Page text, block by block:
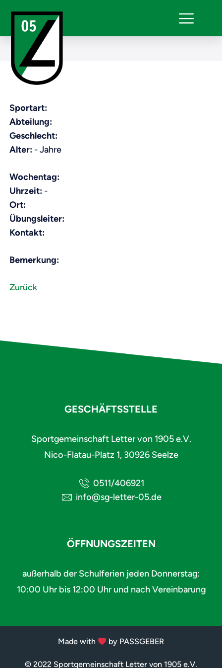
Sportart:
Abteilung:
Geschlecht:
Alter: - Jahre
Wochentag:
Uhrzeit: -
Ort:
Übungsleiter:
Kontakt:
Bemerkung:
Zurück
GESCHÄFTSSTELLE
Sportgemeinschaft Letter von 1905 e.V.
Nico-Flatau-Platz 1, 30926 Seelze
0511/406921
info@sg-letter-05.de
ÖFFNUNGSZEITEN
außerhalb der Schulferien jeden Donnerstag:
10:00 Uhr bis 12:00 Uhr und nach Vereinbarung
Made with by PASSGEBER
© 2022 Sportgemeinschaft Letter von 1905 e.V.